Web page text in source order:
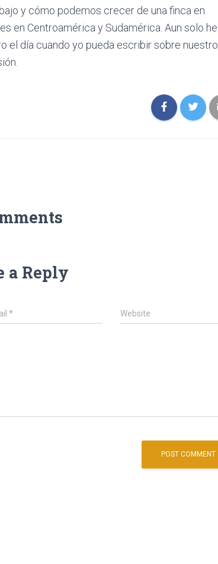
y cómo podemos crecer de una finca en
en Centroamérica y Sudamérica. Aun solo he
el día cuando yo pueda escribir sobre nuestro
a Reply
* Website